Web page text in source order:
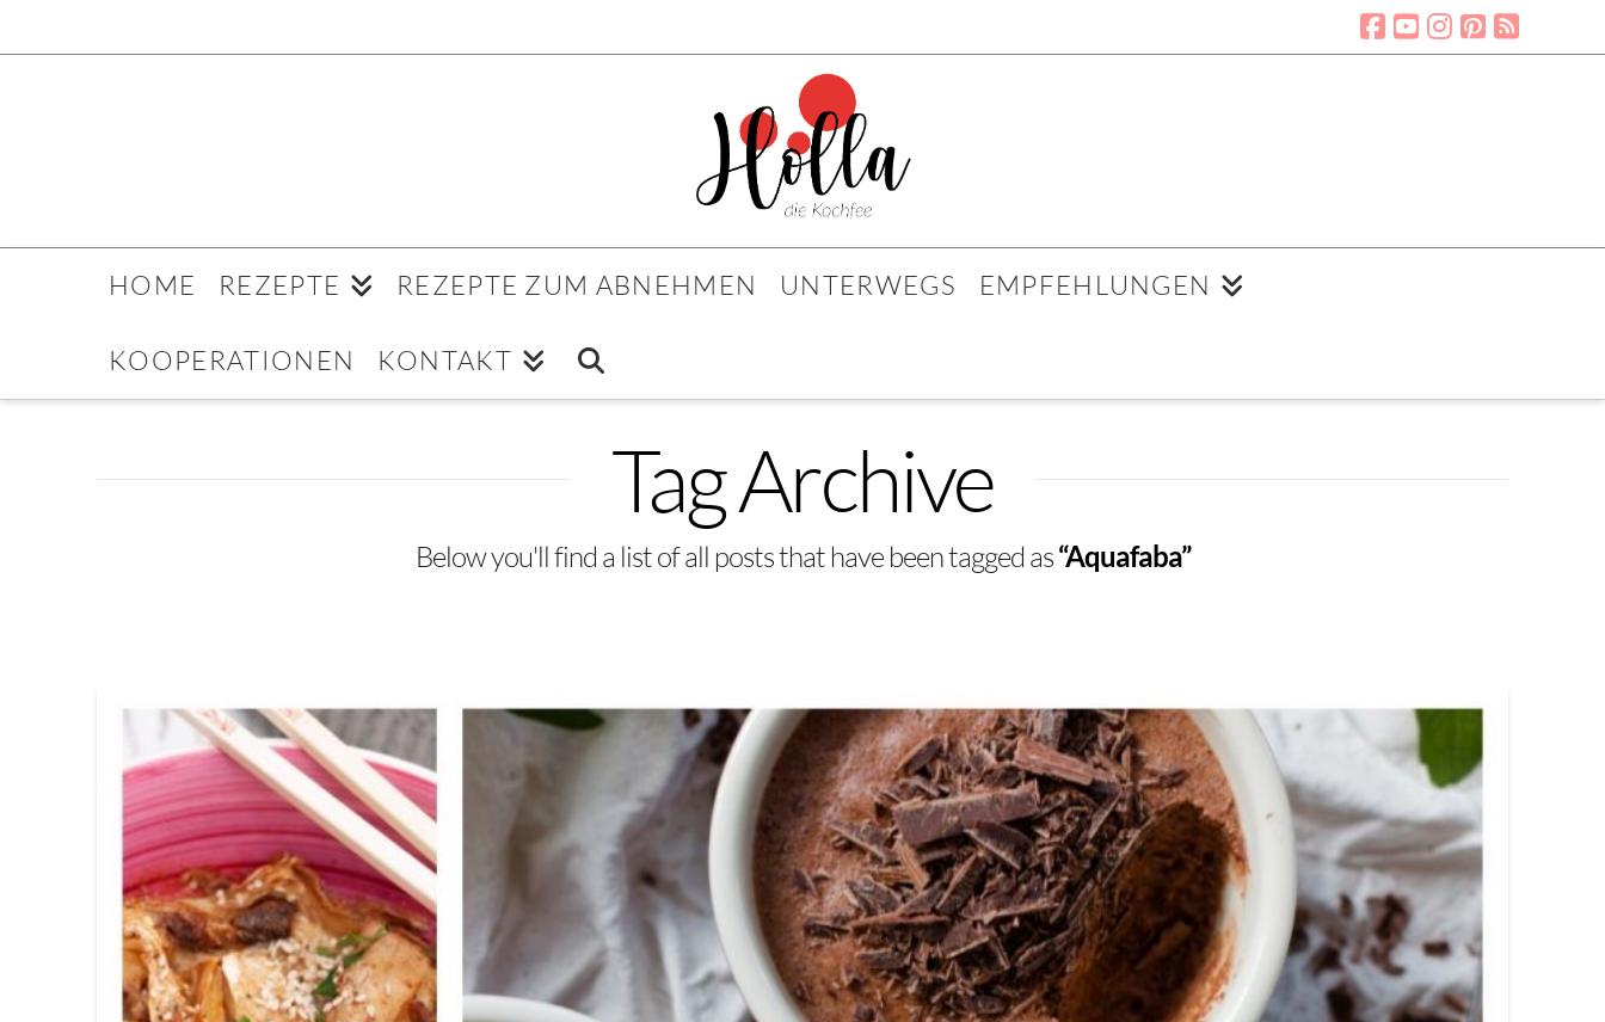
HOME REZEPTE REZEPTE ZUM ABNEHMEN UNTERWEGS EMPFEHLUNGEN
KOOPERATIONEN KONTAKT
Tag Archive
Below you'll find a list of all posts that have been tagged as“Aquafaba”